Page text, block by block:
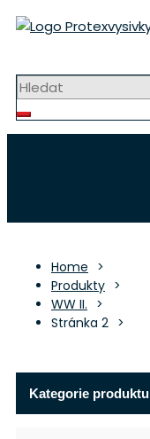
Přeskočit
Home
Produkty
WW II.
Stránka 2
Kategorie produktu